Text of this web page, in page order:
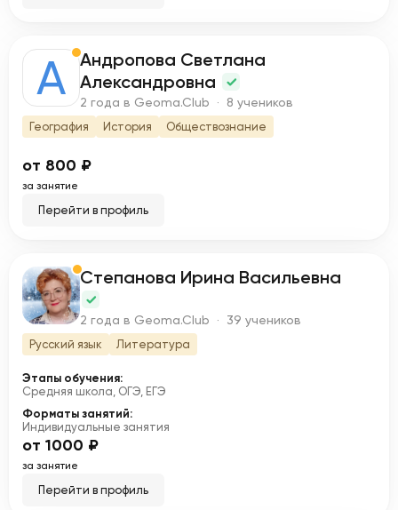
А
Андропова Светлана
Александровна
2 года в Geoma.Club · 8 учеников
География История Обществознание
от 800 ₽
за занятие
Перейти в профиль
С Степанова Ирина Васильевна
2 года в Geoma.Club · 39 учеников
Русский язык Литература
Этапы обучения:
Средняя школа, ОГЭ, ЕГЭ
Форматы занятий:
Индивидуальные занятия
от 1000 ₽
за занятие
Перейти в профиль